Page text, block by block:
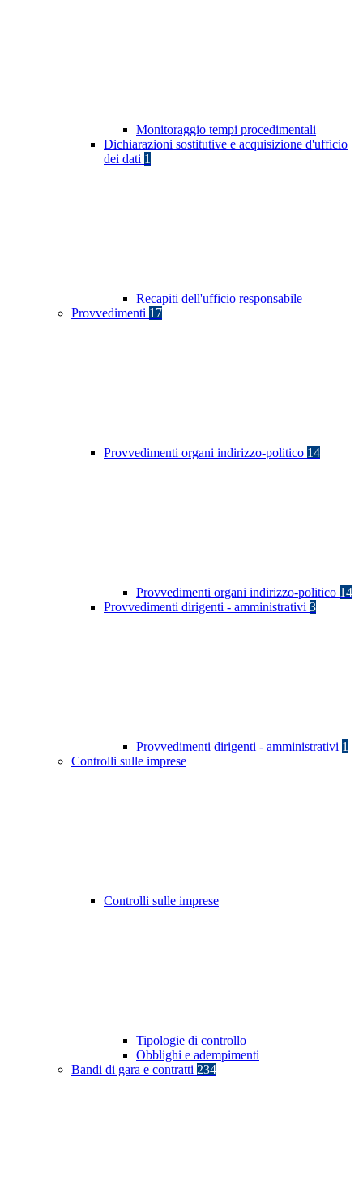
Monitoraggio tempi procedimentali
Dichiarazioni sostitutive e acquisizione d'ufficio
dei dati 1
Recapiti dell'ufficio responsabile
Provvedimenti 17
Provvedimenti organi indirizzo-politico 14
Provvedimenti organi indirizzo-politico 14
Provvedimenti dirigenti - amministrativi 3
Provvedimenti dirigenti - amministrativi 1
Controlli sulle imprese
Controlli sulle imprese
Tipologie di controllo
Obblighi e adempimenti
Bandi di gara e contratti 234